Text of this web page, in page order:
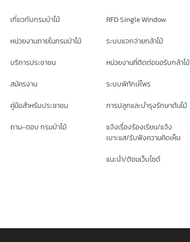
เกี่ยวกับกรมป่าไม้
หน่วยงานภายในกรมป่าไม้
บริการประชาชน
สมัครงาน
คู่มือสำหรับประชาชน
ถาม-ตอบ กรมป่าไม้
RFD Single Window
ระบบแจกจ่ายกล้าไม้
หน่วยงานที่ติดต่อขอรับกล้าไม้
ระบบพิทักษ์ไพร
การปลูกและบำรุงรักษาต้นไม้
แจ้งเรื่องร้องเรียน/แจ้ง
เบาะแส/รับฟังความคิดเห็น
แนะนำ/ติชมเว็บไซต์